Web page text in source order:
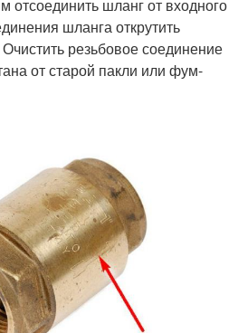
отсоединить шланг от входного
шланга открутить
резьбовое соединение
от старой пакли или фум-